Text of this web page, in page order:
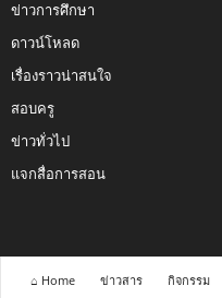
ข่าวการศึกษา
ดาวน์โหลด
เรื่องราวน่าสนใจ
สอบครู
ข่าวทั่วไป
แจกสื่อการสอน
⌂ Home ข่าวสาร กิจกรรม